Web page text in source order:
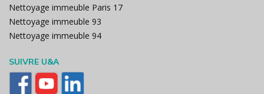
Nettoyage immeuble Paris 17
Nettoyage immeuble 93
Nettoyage immeuble 94
SUIVRE U&A